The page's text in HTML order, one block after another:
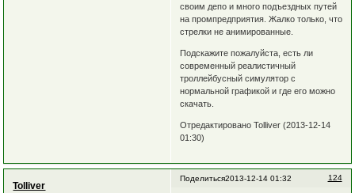
своим депо и много подъездных путей
на промпредприятия. Жалко только, что
стрелки не анимированные.
Подскажите пожалуйста, есть ли
современный реалистичный
троллейбусный симулятор с
нормальной графикой и где его можно
скачать.
Отредактировано Tolliver (2013-12-14
01:30)
Поделиться 124
2013-12-14 01:32
Tolliver